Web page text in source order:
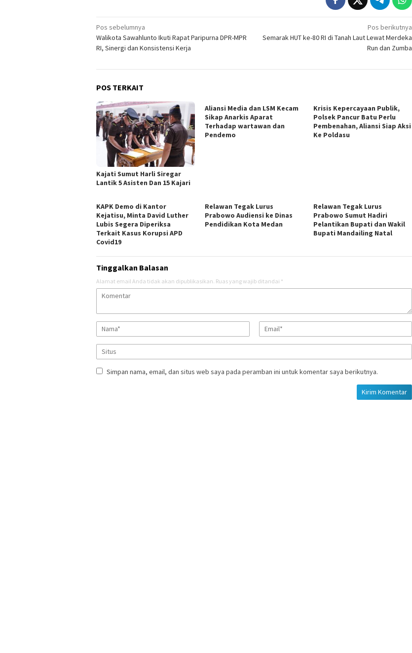
Navigasi
pos
Pos sebelumnya
Walikota Sawahlunto Ikuti Rapat Paripurna DPR-MPR
RI, Sinergi dan Konsistensi Kerja
Pos berikutnya
Semarak HUT ke-80 RI di Tanah Laut Lewat Merdeka
Run dan Zumba
POS TERKAIT
Kajati Sumut Harli Siregar
Lantik 5 Asisten Dan 15 Kajari
Aliansi Media dan LSM Kecam
Sikap Anarkis Aparat
Terhadap wartawan dan
Pendemo
Krisis Kepercayaan Publik,
Polsek Pancur Batu Perlu
Pembenahan, Aliansi Siap Aksi
Ke Poldasu
KAPK Demo di Kantor
Kejatisu, Minta David Luther
Lubis Segera Diperiksa
Terkait Kasus Korupsi APD
Covid19
Relawan Tegak Lurus
Prabowo Audiensi ke Dinas
Pendidikan Kota Medan
Relawan Tegak Lurus
Prabowo Sumut Hadiri
Pelantikan Bupati dan Wakil
Bupati Mandailing Natal
Tinggalkan Balasan
Alamat email Anda tidak akan dipublikasikan. Ruas yang wajib ditandai *
Simpan nama, email, dan situs web saya pada peramban ini untuk komentar saya berikutnya.